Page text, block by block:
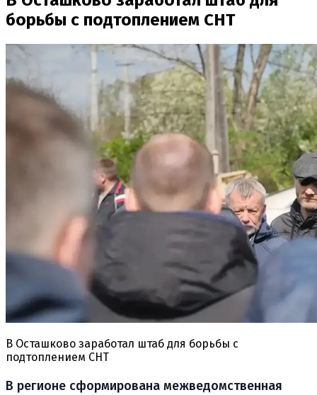
борьбы с подтоплением СНТ
В Осташково заработал штаб для борьбы с
подтоплением СНТ
В регионе сформирована межведомственная